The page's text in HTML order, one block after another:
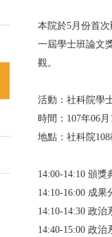
本院於5月份首
一屆學士班論文
觀。
活動：社科院學
時間：107年06
地點：社科院
14:00-14:10 頒獎
14:10-16:00 成果
14:10-14:30 政治
14:40-15:00 政治